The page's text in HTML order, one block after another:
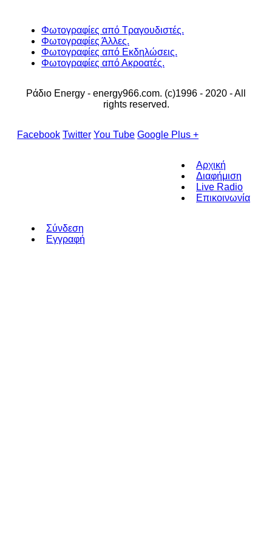
Φωτογραφίες από Τραγουδιστές.
Φωτογραφίες Άλλες.
Φωτογραφίες από Εκδηλώσεις.
Φωτογραφίες από Ακροατές.
Ράδιο Energy - energy966.com. (c)1996 - 2020 - All
rights reserved.
Facebook Twitter You Tube Google Plus +
Αρχική
Διαφήμιση
Live Radio
Επικοινωνία
Σύνδεση
Εγγραφή